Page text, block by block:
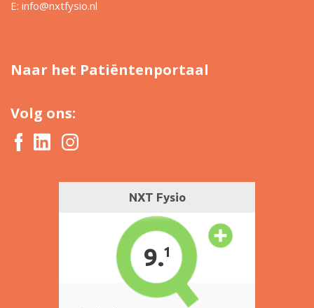
E: info@nxtfysio.nl
Naar het Patiëntenportaal
Volg ons: